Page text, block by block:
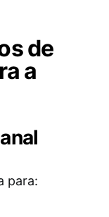
de
a
para: